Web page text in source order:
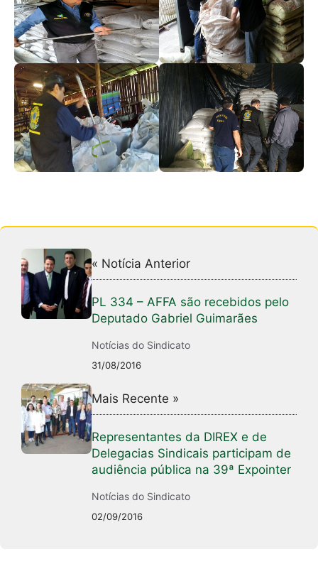
« Notícia Anterior
PL 334 – AFFA são recebidos pelo
Deputado Gabriel Guimarães
Notícias do Sindicato
31/08/2016
Mais Recente »
Representantes da DIREX e de
Delegacias Sindicais participam de
audiência pública na 39ª Expointer
Notícias do Sindicato
02/09/2016